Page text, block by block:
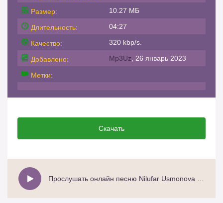
Размер: 10.27 МБ
Длительность: 04:27
Качество: 320 kbp/s.
Добавлено: Mp3Uz , 26 январь 2023
Метки:
Скачать